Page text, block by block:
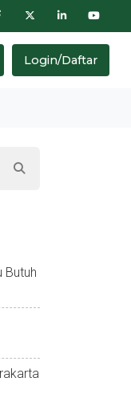
Login/Daftar
Butuh